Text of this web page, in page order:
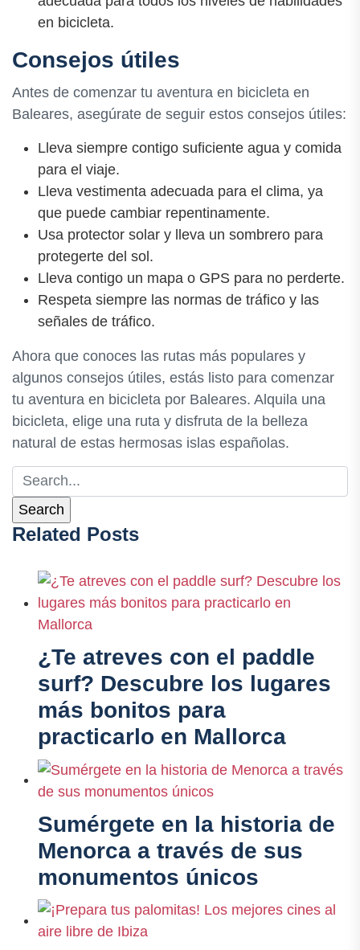
en bicicleta.
Consejos útiles
Antes de comenzar tu aventura en bicicleta en
Baleares, asegúrate de seguir estos consejos útiles:
Lleva siempre contigo suficiente agua y comida
para el viaje.
Lleva vestimenta adecuada para el clima, ya
que puede cambiar repentinamente.
Usa protector solar y lleva un sombrero para
protegerte del sol.
Lleva contigo un mapa o GPS para no perderte.
Respeta siempre las normas de tráfico y las
señales de tráfico.
Ahora que conoces las rutas más populares y
algunos consejos útiles, estás listo para comenzar
tu aventura en bicicleta por Baleares. Alquila una
bicicleta, elige una ruta y disfruta de la belleza
natural de estas hermosas islas españolas.
Related Posts
¿Te atreves con el paddle
surf? Descubre los lugares
más bonitos para
practicarlo en Mallorca
Sumérgete en la historia de
Menorca a través de sus
monumentos únicos